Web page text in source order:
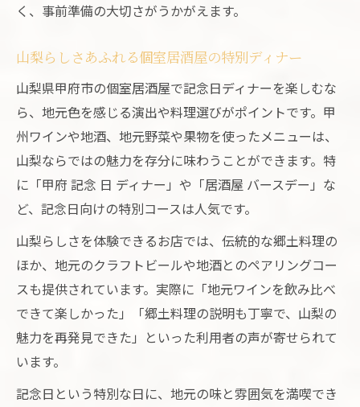
く、事前準備の大切さがうかがえます。
山梨らしさあふれる個室居酒屋の特別ディナー
山梨県甲府市の個室居酒屋で記念日ディナーを楽しむな
ら、地元色を感じる演出や料理選びがポイントです。甲
州ワインや地酒、地元野菜や果物を使ったメニューは、
山梨ならではの魅力を存分に味わうことができます。特
に「甲府 記念 日 ディナー」や「居酒屋 バースデー」な
ど、記念日向けの特別コースは人気です。
山梨らしさを体験できるお店では、伝統的な郷土料理の
ほか、地元のクラフトビールや地酒とのペアリングコー
スも提供されています。実際に「地元ワインを飲み比べ
できて楽しかった」「郷土料理の説明も丁寧で、山梨の
魅力を再発見できた」といった利用者の声が寄せられて
います。
記念日という特別な日に、地元の味と雰囲気を満喫でき